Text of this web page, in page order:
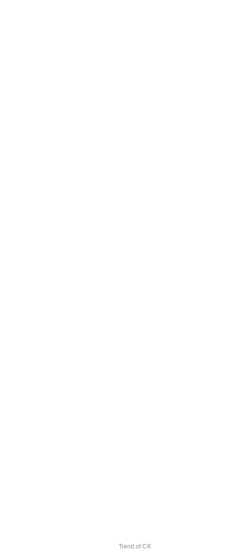
Trend of CX